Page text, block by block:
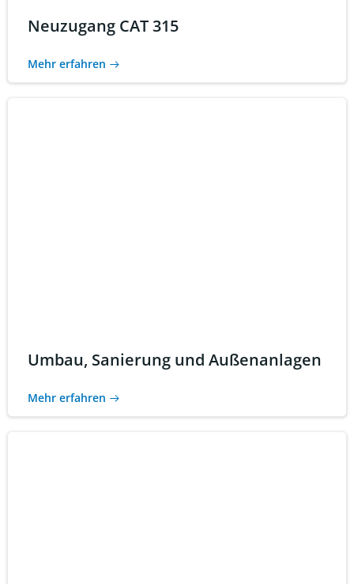
Neuzugang CAT 315
Mehr erfahren
Umbau, Sanierung und Außenanlagen
Mehr erfahren